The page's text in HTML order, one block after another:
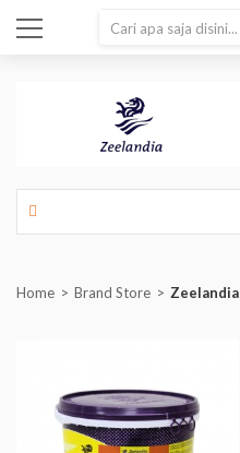
Home Brand Store Zeelandia